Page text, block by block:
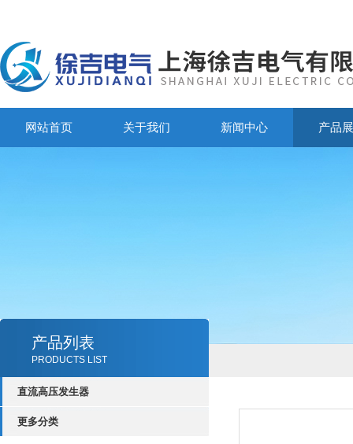
网站首页 关于我们 新闻中心 产品
产品列表
PRODUCTS LIST
直流高压发生器
更多分类